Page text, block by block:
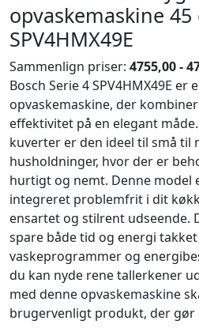
opvaskemaskine 45
SPV4HMX49E
Sammenlign priser: 4755,00 -
Bosch Serie 4 SPV4HMX49E
opvaskemaskine, der
effektivitet på en elegant
kuverter er den ideel til små til
husholdninger, hvor der er
hurtigt og nemt. Denne model
integreret problemfrit i dit
ensartet og stilrent udseende.
spare både tid og energi
vaskeprogrammer og
du kan nyde rene tallerkener
med denne opvaskemaskine
brugervenligt produkt, der gør